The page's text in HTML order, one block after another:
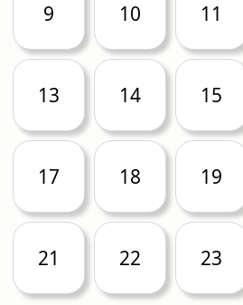
9 10 11
13 14 15
17 18 19
21 22 23